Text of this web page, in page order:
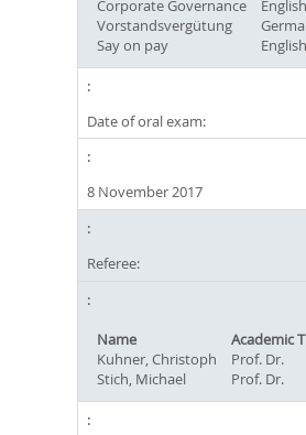
Corporate Governance
English
Vorstandsvergütung
Say on pay
English
Date of oral exam:
8 November 2017
Referee:
Name
Academic
Kuhner, Christoph
Prof. Dr.
Stich, Michael
Prof. Dr.